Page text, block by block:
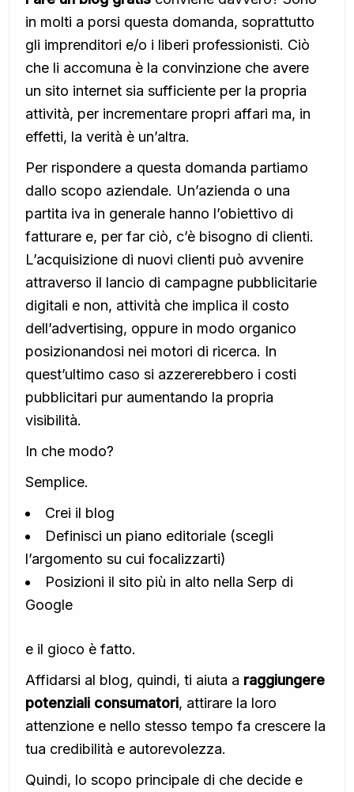
in molti a porsi questa domanda, soprattutto
gli imprenditori e/o i liberi professionisti. Ciò
che li accomuna è la convinzione che avere
un sito internet sia sufficiente per la propria
attività, per incrementare propri affari ma, in
effetti, la verità è un’altra.
Per rispondere a questa domanda partiamo
dallo scopo aziendale. Un’azienda o una
partita iva in generale hanno l’obiettivo di
fatturare e, per far ciò, c’è bisogno di clienti.
L’acquisizione di nuovi clienti può avvenire
attraverso il lancio di campagne pubblicitarie
digitali e non, attività che implica il costo
dell’advertising, oppure in modo organico
posizionandosi nei motori di ricerca. In
quest’ultimo caso si azzererebbero i costi
pubblicitari pur aumentando la propria
visibilità.
In che modo?
Semplice.
Crei il blog
Definisci un piano editoriale (scegli
l’argomento su cui focalizzarti)
Posizioni il sito più in alto nella Serp di
Google
e il gioco è fatto.
Affidarsi al blog, quindi, ti aiuta a raggiungere
potenziali consumatori, attirare la loro
attenzione e nello stesso tempo fa crescere la
tua credibilità e autorevolezza.
Quindi, lo scopo principale di che decide e